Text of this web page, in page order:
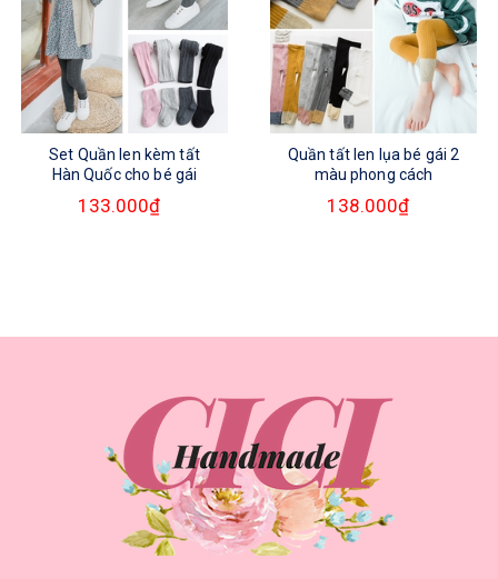
Set Quần len kèm tất
Hàn Quốc cho bé gái
133.000₫
Quần tất len lụa bé gái 2
màu phong cách
138.000₫